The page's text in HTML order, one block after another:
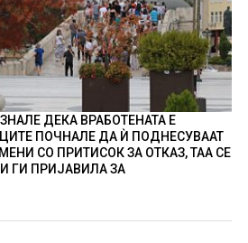
ДЕКА ВРАБОТЕНАТА Е
ПОЧНАЛЕ ДА Ѝ ПОДНЕСУВААТ
СО ПРИТИСОК ЗА ОТКАЗ, ТАА СЕ
ГИ ПРИЈАВИЛА ЗА